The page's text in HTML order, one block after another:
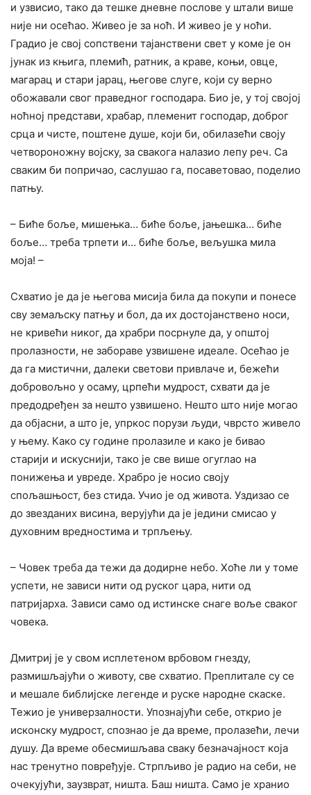
и узвисио, тако да тешке дневне послове у штали више
није ни осећао. Живео је за ноћ. И живео је у ноћи.
Градио је свој сопствени тајанствени свет у коме је он
јунак из књига, племић, ратник, а краве, коњи, овце,
магарац и стари јарац, његове слуге, који су верно
обожавали свог праведног господара. Био је, у тој својој
ноћној представи, храбар, племенит господар, доброг
срца и чисте, поштене душе, који би, обилазећи своју
четвороножну војску, за свакога налазио лепу реч. Са
сваким би попричао, саслушао га, посаветовао, поделио
патњу.
– Биће боље, мишењка… биће боље, јањешка… биће
боље… треба трпети и… биће боље, вељушка мила
моја! –
Схватио је да је његова мисија била да покупи и понесе
сву земаљску патњу и бол, да их достојанствено носи,
не кривећи никог, да храбри посрнуле да, у општој
пролазности, не забораве узвишене идеале. Осећао је
да га мистични, далеки светови привлаче и, бежећи
добровољно у осаму, црпећи мудрост, схвати да је
предодређен за нешто узвишено. Нешто што није могао
да објасни, а што је, упркос порузи људи, чврсто живело
у њему. Како су године пролазиле и како је бивао
старији и искуснији, тако је све више огуглао на
понижења и увреде. Храбро је носио своју
спољашњост, без стида. Учио је од живота. Уздизао се
до звезданих висина, верујући да је једини смисао у
духовним вредностима и трпљењу.
– Човек треба да тежи да додирне небо. Хоће ли у томе
успети, не зависи нити од руског цара, нити од
патријарха. Зависи само од истинске снаге воље сваког
човека.
Дмитриј је у свом исплетеном врбовом гнезду,
размишљајући о животу, све схватио. Преплитале су се
и мешале библијске легенде и руске народне скаске.
Тежио је универзалности. Упознајући себе, открио је
исконску мудрост, спознао је да време, пролазећи, лечи
душу. Да време обесмишљава сваку безначајност која
нас тренутно повређује. Стрпљиво је радио на себи, не
очекујући, заузврат, ништа. Баш ништа. Само је хранио